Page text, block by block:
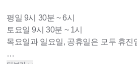
평일 9시 30분 ~ 6시
토요일 9시 30분 ~ 1시
목요일과 일요일, 공휴일은 모두 휴진